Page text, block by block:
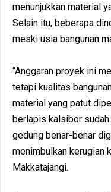
menunjukkan material
Selain itu, beberapa
meski usia bangunan
“Anggaran proyek ini
tetapi kualitas
material yang patut
berlapis kalsibor
gedung benar-benar
menimbulkan kerugian
Makkatajangi.